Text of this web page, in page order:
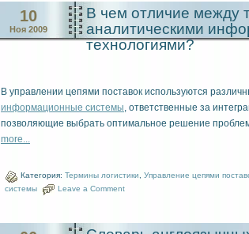
10
Ноя 2009
В чем отличие между
аналитическими
технологиями?
В управлении цепями поставок используются
информационные системы, ответственные за
позволяющие выбрать оптимальное решение
more...
Категория: Термины логистики Управление цепями
системы
Leave a Comment